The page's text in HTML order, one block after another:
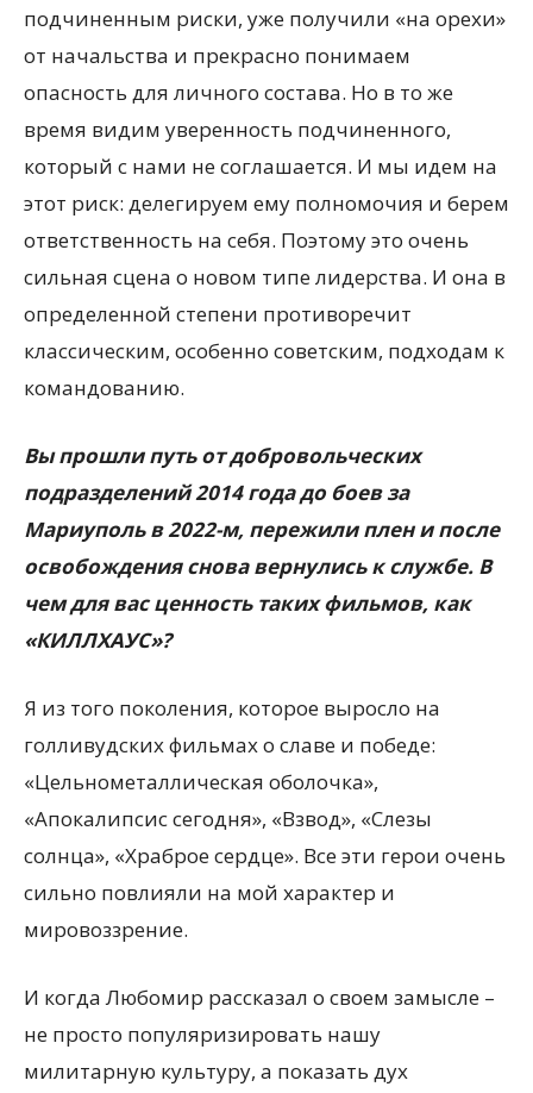
подчиненным риски, уже получили «на орехи»
от начальства и прекрасно понимаем
опасность для личного состава. Но в то же
время видим уверенность подчиненного,
который с нами не соглашается. И мы идем на
этот риск: делегируем ему полномочия и берем
ответственность на себя. Поэтому это очень
сильная сцена о новом типе лидерства. И она в
определенной степени противоречит
классическим, особенно советским, подходам к
командованию.
Вы прошли путь от добровольческих
подразделений 2014 года до боев за
Мариуполь в 2022-м, пережили плен и после
освобождения снова вернулись к службе. В
чем для вас ценность таких фильмов, как
«КИЛЛХАУС»?
Я из того поколения, которое выросло на
голливудских фильмах о славе и победе:
«Цельнометаллическая оболочка»,
«Апокалипсис сегодня», «Взвод», «Слезы
солнца», «Храброе сердце». Все эти герои очень
сильно повлияли на мой характер и
мировоззрение.
И когда Любомир рассказал о своем замысле –
не просто популяризировать нашу
милитарную культуру, а показать дух